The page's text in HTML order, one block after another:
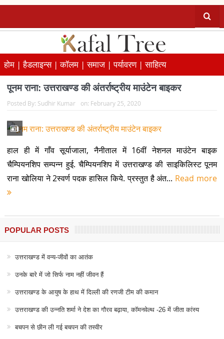
होम |हैडलाइन्स |कॉलम |समाज |पर्यावरण |साहित्य
पूनम राना: उत्तराखण्ड की अंतर्राष्ट्रीय माउंटेन बाइकर
Posted By: Sudhir Kumar on: February 25, 2020
हाल ही में गाँव सूर्याजाला, नैनीताल में 16वीं नेशनल माउंटेन बाइक
चैम्पियनशिप सम्पन्न हुई. चैम्पियनशिप में उत्तराखण्ड की साइकिलिस्ट पूनम
राना खोलिया ने 2स्वर्ण पदक हासिल किये. प्रस्तुत है अंत... Read more
POPULAR POSTS
उत्तराखण्ड में वन्य-जीवों का आतंक
उनके बारे में जो सिर्फ नाम नहीं जीवन हैं
उत्तराखण्ड के आयुष के हाथ में दिल्ली की रणजी टीम की कमान
उत्तराखण्ड की उन्नति शर्मा ने देश का गौरव बढ़ाया, कॉमनवेल्थ -26 में जीता कांस्य
बचपन से छीन ली गई बचपन की तस्वीर